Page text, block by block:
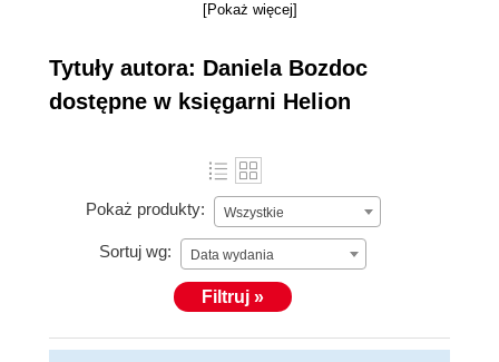
Napoca, Romania, with a B.D. in Computer Science.
Daniela lives in Romania, where she has full family
beautiful landscapes and nature catching pieces.
[Pokaż więcej]
Tytuły autora: Daniela Bozdoc
dostępne w księgarni Helion
Pokaż produkty: Wszystkie
Sortuj wg: Data wydania
Filtruj »